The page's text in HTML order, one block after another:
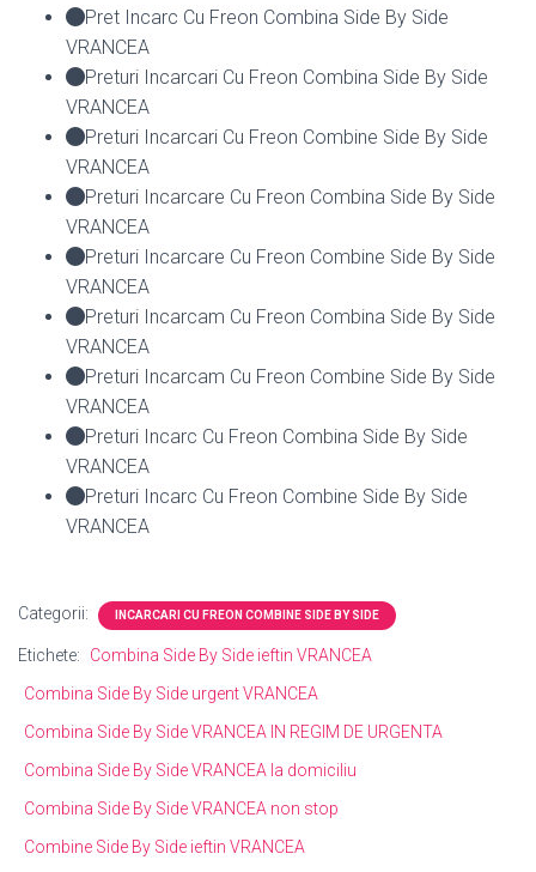
Pret Incarc Cu Freon Combina Side By Side
VRANCEA
Preturi Incarcari Cu Freon Combina Side By Side
VRANCEA
Preturi Incarcari Cu Freon Combine Side By Side
VRANCEA
Preturi Incarcare Cu Freon Combina Side By Side
VRANCEA
Preturi Incarcare Cu Freon Combine Side By Side
VRANCEA
Preturi Incarcam Cu Freon Combina Side By Side
VRANCEA
Preturi Incarcam Cu Freon Combine Side By Side
VRANCEA
Preturi Incarc Cu Freon Combina Side By Side
VRANCEA
Preturi Incarc Cu Freon Combine Side By Side
VRANCEA
Categorii: INCARCARI CU FREON COMBINE SIDE BY SIDE
Etichete:
Combina Side By Side ieftin VRANCEA
Combina Side By Side urgent VRANCEA
Combina Side By Side VRANCEA IN REGIM DE URGENTA
Combina Side By Side VRANCEA la domiciliu
Combina Side By Side VRANCEA non stop
Combine Side By Side ieftin VRANCEA